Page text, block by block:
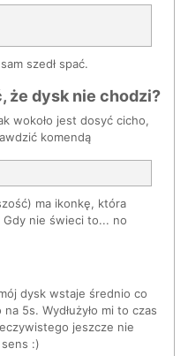
szedł spać.
że dysk nie chodzi?
wokoło jest dosyć cicho,
komendą
ma ikonkę, która
Gdy nie świeci to... no
dysk wstaje średnio co
5s. Wydłużyło mi to czas
jeszcze nie
:)